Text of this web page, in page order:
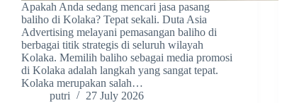
Apakah Anda sedang mencari jasa pasang
baliho di Kolaka? Tepat sekali. Duta Asia
Advertising melayani pemasangan baliho di
berbagai titik strategis di seluruh wilayah
Kolaka. Memilih baliho sebagai media promosi
di Kolaka adalah langkah yang sangat tepat.
Kolaka merupakan salah…
putri
27 July 2026